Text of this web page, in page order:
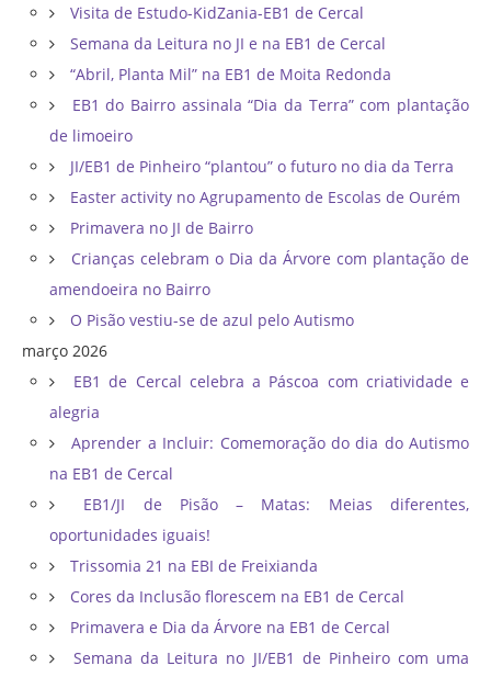
Visita de Estudo-KidZania-EB1 de Cercal
Semana da Leitura no JI e na EB1 de Cercal
“Abril, Planta Mil” na EB1 de Moita Redonda
EB1 do Bairro assinala “Dia da Terra” com plantação
de limoeiro
JI/EB1 de Pinheiro “plantou” o futuro no dia da Terra
Easter activity no Agrupamento de Escolas de Ourém
Primavera no JI de Bairro
Crianças celebram o Dia da Árvore com plantação de
amendoeira no Bairro
O Pisão vestiu-se de azul pelo Autismo
março 2026
EB1 de Cercal celebra a Páscoa com criatividade e
alegria
Aprender a Incluir: Comemoração do dia do Autismo
na EB1 de Cercal
EB1/JI de Pisão – Matas: Meias diferentes,
oportunidades iguais!
Trissomia 21 na EBI de Freixianda
Cores da Inclusão florescem na EB1 de Cercal
Primavera e Dia da Árvore na EB1 de Cercal
Semana da Leitura no JI/EB1 de Pinheiro com uma